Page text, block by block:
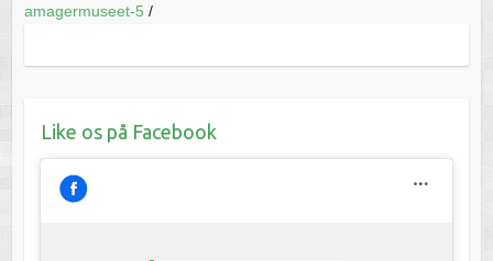
amagermuseet-5 /
Like os på Facebook